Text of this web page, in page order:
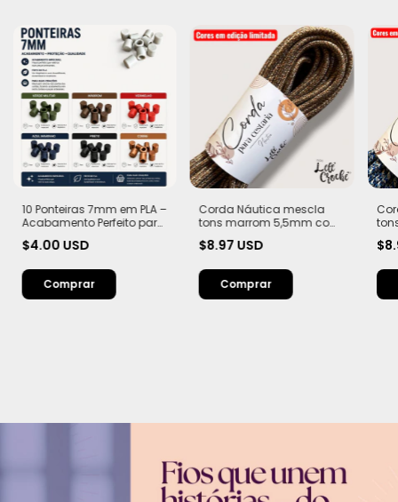
10 Ponteiras 7mm em PLA –
Acabamento Perfeito para
$4.00 USD
Comprar
Corda Náutica mescla
tons marrom 5,5mm com
20 metros
$8.97 USD
20